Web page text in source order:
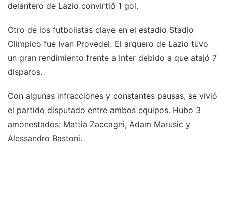
delantero de Lazio convirtió 1 gol.
Otro de los futbolistas clave en el estadio Stadio
Olimpico fue Ivan Provedel. El arquero de Lazio tuvo
un gran rendimiento frente a Inter debido a que atajó 7
disparos.
Con algunas infracciones y constantes pausas, se vivió
el partido disputado entre ambos equipos. Hubo 3
amonestados: Mattia Zaccagni, Adam Marusic y
Alessandro Bastoni.